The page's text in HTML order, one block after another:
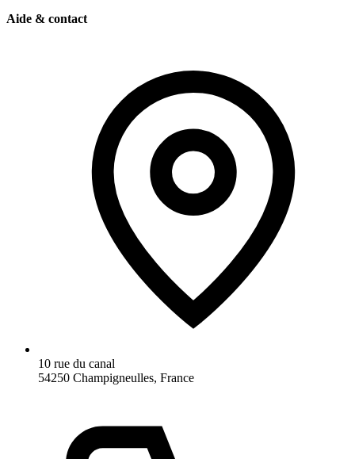
Aide & contact
10 rue du canal
54250 Champigneulles, France